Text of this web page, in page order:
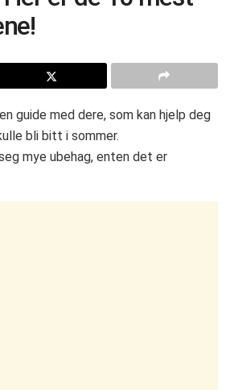
guide med dere, som kan hjelp deg
bli bitt i sommer.
mye ubehag, enten det er